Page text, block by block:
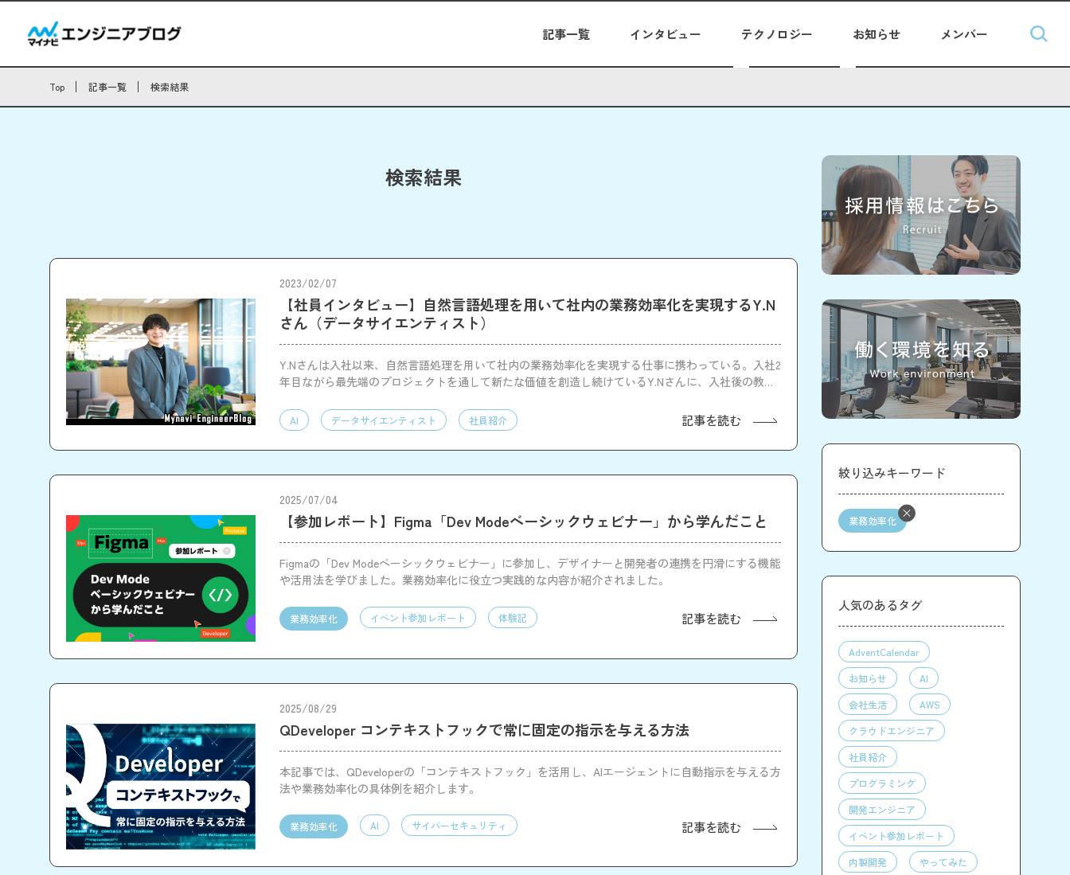
記事一覧 インタビュー テクノロジー お知らせ メンバー
Top 記事一覧 検索結果
検索結果
2023/02/07
【社員インタビュー】自然言語処理を用いて社内の業務効率化を実現するY.N
さん（データサイエンティスト）
Y.Nさんは入社以来、自然言語処理を用いて社内の業務効率化を実現する仕事に携わっている。入社2
年目ながら最先端のプロジェクトを通して新たな価値を創造し続けているY.Nさんに、入社後の教育
AI データサイエンティスト 社員紹介 記事を読む
2025/07/04
【参加レポート】Figma「Dev Modeベーシックウェビナー」から学んだこと
Figmaの「Dev Modeベーシックウェビナー」に参加し、デザイナーと開発者の連携を円滑にする機能
や活用法を学びました。業務効率化に役立つ実践的な内容が紹介されました。
業務効率化 イベント参加レポート 体験記 記事を読む
2025/08/29
QDeveloper コンテキストフックで常に固定の指示を与える方法
本記事では、QDeveloperの「コンテキストフック」を活用し、AIエージェントに自動指示を与える方
法や業務効率化の具体例を紹介します。
業務効率化 AI サイバーセキュリティ 記事を読む
絞り込みキーワード
業務効率化
人気のあるタグ
AdventCalendar
お知らせ
AI
会社生活
AWS
クラウドエンジニア
社員紹介
プログラミング
開発エンジニア
イベント参加レポート
内製開発
やってみた